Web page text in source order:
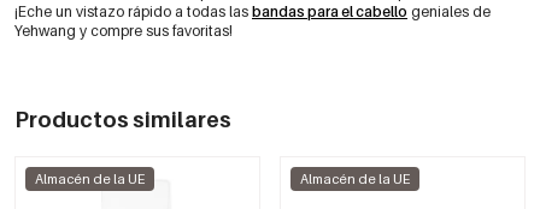
¡Eche un vistazo rápido a todas las bandas para el cabello geniales de
Yehwang y compre sus favoritas!
Productos similares
Almacén de la UE Almacén de la UE